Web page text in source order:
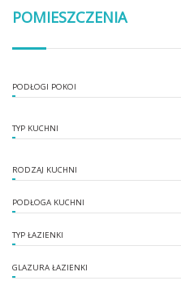
POMIESZCZENIA
PODŁOGI POKOI
TYP KUCHNI
RODZAJ KUCHNI
PODŁOGA KUCHNI
TYP ŁAZIENKI
GLAZURA ŁAZIENKI